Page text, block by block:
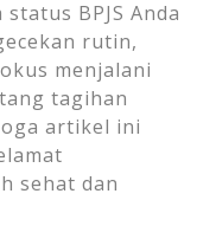
BPJS Anda
rutin,
menjalani
tagihan
artikel ini
sehat dan